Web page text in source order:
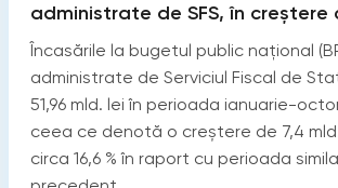
administrate de SFS, în creștere
Încasările la bugetul public național
administrate de Serviciul Fiscal de
51,96 mld. lei în perioada ianuarie-
ceea ce denotă o creștere de 7,4
circa 16,6 % în raport cu perioada